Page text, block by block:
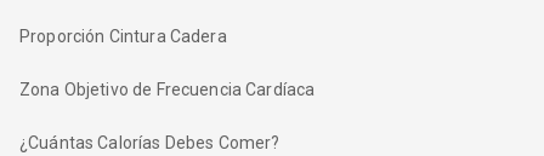
Proporción Cintura Cadera
Zona Objetivo de Frecuencia Cardíaca
¿Cuántas Calorías Debes Comer?